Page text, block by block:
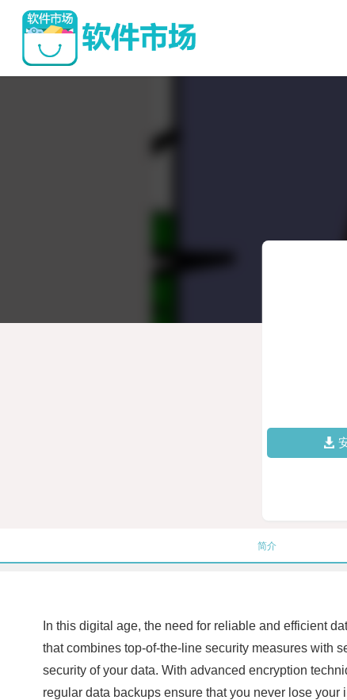
简介
In this digital age, the need for reliable and efficient
that combines top-of-the-line security measures with
security of your data. With advanced encryption
regular data backups ensure that you never lose